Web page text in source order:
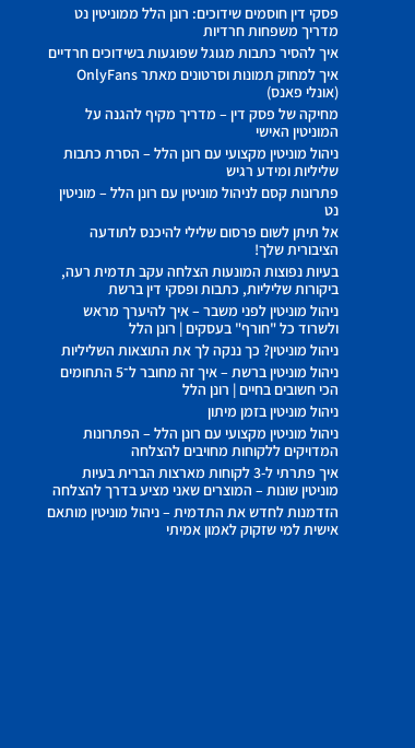
פסקי דין חוסמים שידוכים: רונן הלל ממוניטין נט
מדריך משפחות חרדיות
איך להסיר כתבות מגוגל שפוגעות בשידוכים חרדיים
איך למחוק תמונות וסרטונים מאתר OnlyFans
(אונלי פאנס)
מחיקה של פסק דין – מדריך מקיף להגנה על
המוניטין האישי
ניהול מוניטין מקצועי עם רונן הלל – הסרת כתבות
שליליות ומידע רגיש
פתרונות קסם לניהול מוניטין עם רונן הלל – מוניטין
נט
אל תיתן לשום פרסום שלילי להיכנס לתודעה
הציבורית שלך!
בעיות נפוצות המונעות הצלחה עקב תדמית רעה,
ביקורות שליליות, כתבות ופסקי דין ברשת
ניהול מוניטין לפני משבר – איך להיערך מראש
ולשרוד כל "חורף" בעסקים | רונן הלל
ניהול מוניטין? כך ננקה לך את התוצאות השליליות
ניהול מוניטין ברשת – איך זה מחובר ל־5 התחומים
הכי חשובים בחיים | רונן הלל
ניהול מוניטין בזמן מיתון
ניהול מוניטין מקצועי עם רונן הלל – הפתרונות
המדויקים ללקוחות מחויבים להצלחה
איך פתרתי ל-3 לקוחות מארצות הברית בעיות
מוניטין שונות – המוצרים שאני מציע בדרך להצלחה
הזדמנות לחדש את התדמית – ניהול מוניטין מותאם
אישית למי שזקוק לאמון אמיתי